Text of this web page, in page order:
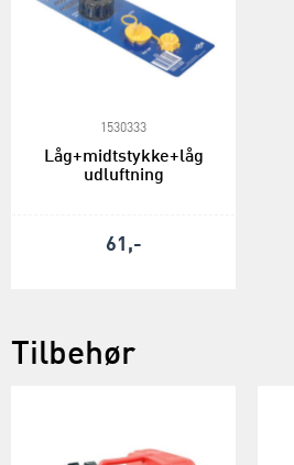
1530333
Låg+midtstykke+låg
udluftning
61,-
Tilbehør